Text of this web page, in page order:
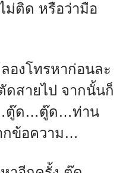
ม่ติด หรือว่ามือ
องโทรหาก่อนละ
ดสายไป จากนั้นก็
ตู๊ด…ตู๊ด…ท่าน
กข้อความ…